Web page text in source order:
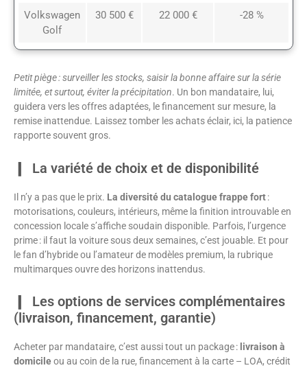
Volkswagen
Golf
30 500 € 22 000 € -28 %
Petit piège : surveiller les stocks, saisir la bonne affaire sur la série
limitée, et surtout, éviter la précipitation. Un bon mandataire, lui,
guidera vers les offres adaptées, le financement sur mesure, la
remise inattendue. Laissez tomber les achats éclair, ici, la patience
rapporte souvent gros.
La variété de choix et de disponibilité
Il n’y a pas que le prix. La diversité du catalogue frappe fort:
motorisations, couleurs, intérieurs, même la finition introuvable en
concession locale s’affiche soudain disponible. Parfois, l’urgence
prime : il faut la voiture sous deux semaines, c’est jouable. Et pour
le fan d’hybride ou l’amateur de modèles premium, la rubrique
multimarques ouvre des horizons inattendus.
Les options de services complémentaires
(livraison, financement, garantie)
Acheter par mandataire, c’est aussi tout un package : livraison à
domicileou au coin de la rue, financement à la carte – LOA, crédit